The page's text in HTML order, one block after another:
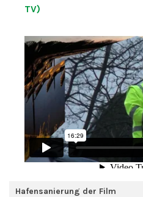
TV)
Hafensanierung der Film